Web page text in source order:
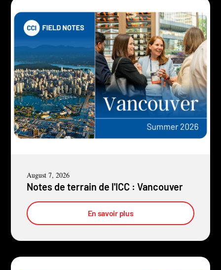
August 7, 2026
Notes de terrain de l'ICC : Vancouver
En savoir plus